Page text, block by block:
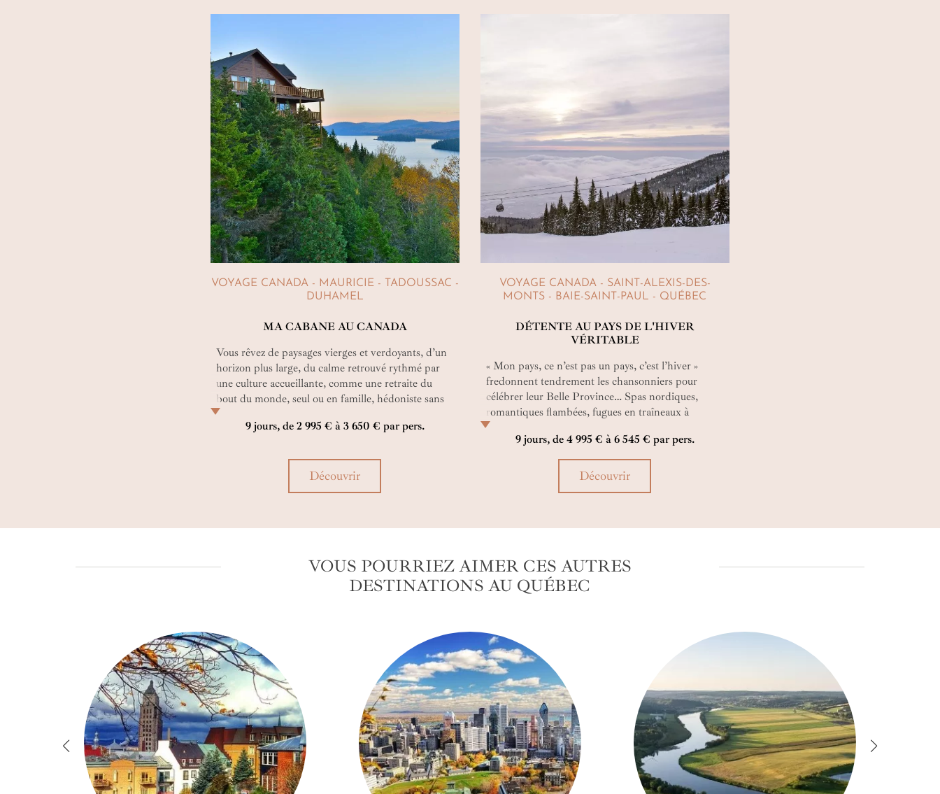
VOYAGE CANADA - MAURICIE - TADOUSSAC -
DUHAMEL
MA CABANE AU CANADA
Vous rêvez de paysages vierges et verdoyants, d’un
horizon plus large, du calme retrouvé rythmé par
une culture accueillante, comme une retraite du
bout du monde, seul ou en famille, hédoniste sans
l’être complètement mais remplie de moments
suspendus, libres et hors du temps ? Ici commence
9 jours, de 2 995 € à 3 650 € par pers.
Découvrir
VOYAGE CANADA - SAINT-ALEXIS-DES-
MONTS - BAIE-SAINT-PAUL - QUÉBEC
DÉTENTE AU PAYS DE L'HIVER
VÉRITABLE
« Mon pays, ce n’est pas un pays, c’est l’hiver »
fredonnent tendrement les chansonniers pour
célébrer leur Belle Province… Spas nordiques,
romantiques flambées, fugues en traîneaux à
chiens… Avec ce voyage au Québec pendant l’hiver,
vous allez voir comme cette saison sied
effectivement à merveille à cette terre !
9 jours, de 4 995 € à 6 545 € par pers.
Découvrir
VOUS POURRIEZ AIMER CES AUTRES
DESTINATIONS AU QUÉBEC